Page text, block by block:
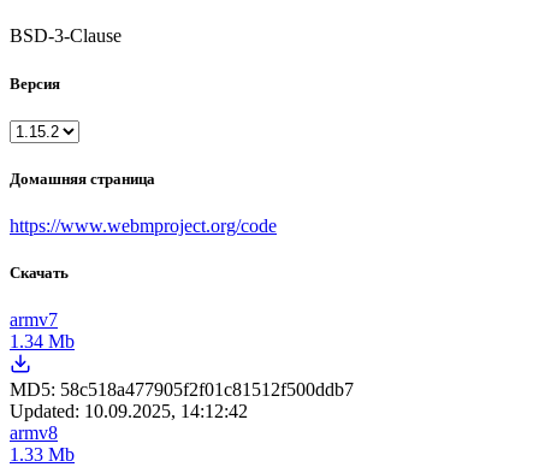
BSD-3-Clause
Версия
Домашняя страница
https://www.webmproject.org/code
Скачать
armv7
1.34 Mb
MD5: 58c518a477905f2f01c81512f500ddb7
Updated: 10.09.2025, 14:12:42
armv8
1.33 Mb